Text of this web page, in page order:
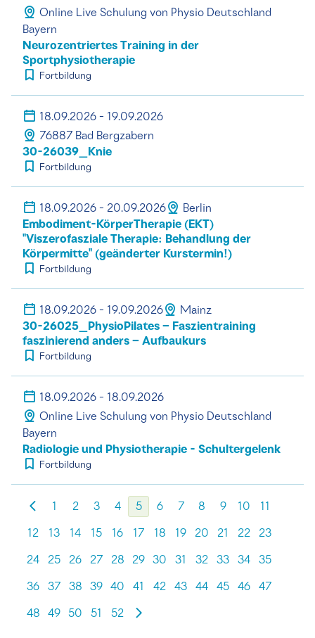
Online Live Schulung von Physio Deutschland
Bayern
Neurozentriertes Training in der
Sportphysiotherapie
Fortbildung
18.09.2026 - 19.09.2026
76887 Bad Bergzabern
30-26039_Knie
Fortbildung
18.09.2026 - 20.09.2026 Berlin
Embodiment-KörperTherapie (EKT)
"Viszerofasziale Therapie: Behandlung der
Körpermitte" (geänderter Kurstermin!)
Fortbildung
18.09.2026 - 19.09.2026 Mainz
30-26025_PhysioPilates – Faszientraining
faszinierend anders – Aufbaukurs
Fortbildung
18.09.2026 - 18.09.2026
Online Live Schulung von Physio Deutschland
Bayern
Radiologie und Physiotherapie - Schultergelenk
Fortbildung
1 2 3 4 5 6 7 8 9 10 11
12 13 14 15 16 17 18 19 20 21 22 23
24 25 26 27 28 29 30 31 32 33 34 35
36 37 38 39 40 41 42 43 44 45 46 47
48 49 50 51 52